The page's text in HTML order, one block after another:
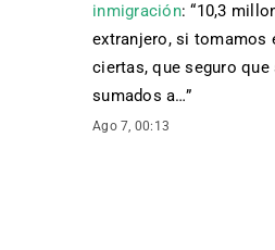
inmigración: “10,3
extranjero, si tomamos
ciertas, que seguro
sumados a…”
Ago 7, 00:13